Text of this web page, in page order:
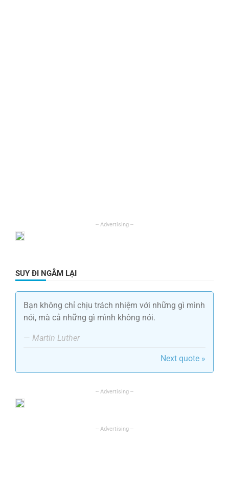
SUY ĐI NGẪM LẠI
Bạn không chỉ chịu trách nhiệm với những gì mình
nói, mà cả những gì mình không nói.
— Martin Luther
Next quote »